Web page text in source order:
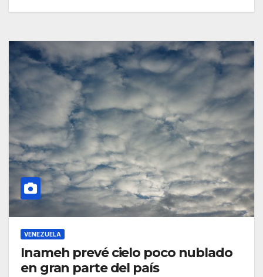
VENEZUELA
Inameh prevé cielo poco nublado
en gran parte del país